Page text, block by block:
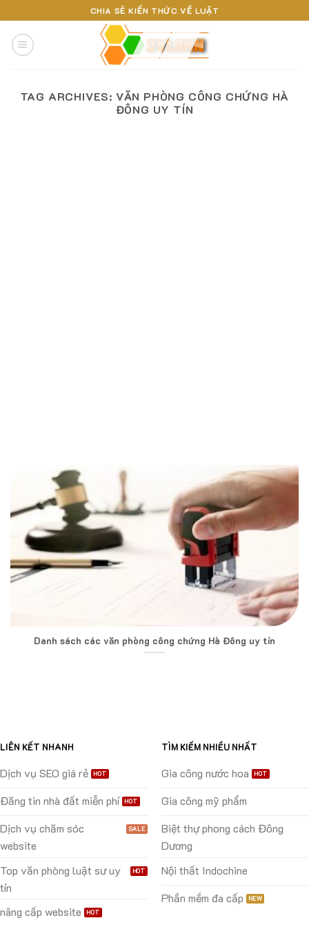
to
content
CHIA SẺ KIẾN THỨC VỀ LUẬT
TAG ARCHIVES: VĂN PHÒNG CÔNG CHỨNG HÀ
ĐÔNG UY TÍN
Danh sách các văn phòng công chứng Hà Đông uy tín
LIÊN KẾT NHANH
Dịch vụ SEO giá rẻ
Đăng tin nhà đất miễn phí
Dịch vụ chăm sóc
website
Top văn phòng luật sư uy
tín
nâng cấp website
TÌM KIẾM NHIỀU NHẤT
Gia công nước hoa
Gia công mỹ phẩm
Biệt thự phong cách Đông
Dương
Nội thất Indochine
Phần mềm đa cấp